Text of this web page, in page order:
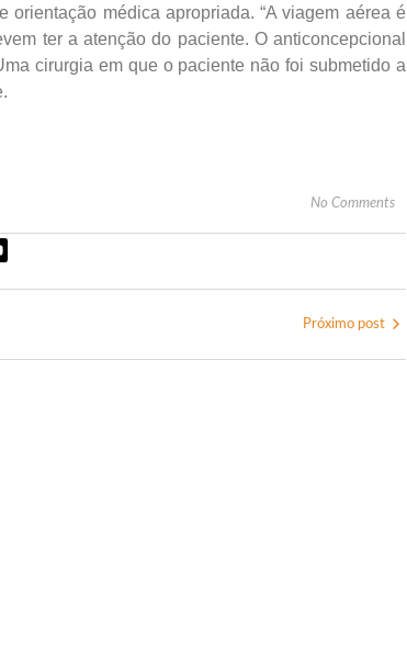
médica apropriada. “A viagem aérea é
ter a atenção do paciente. O anticoncepcional
cirurgia em que o paciente não foi submetido a
No Comments
Próximo post